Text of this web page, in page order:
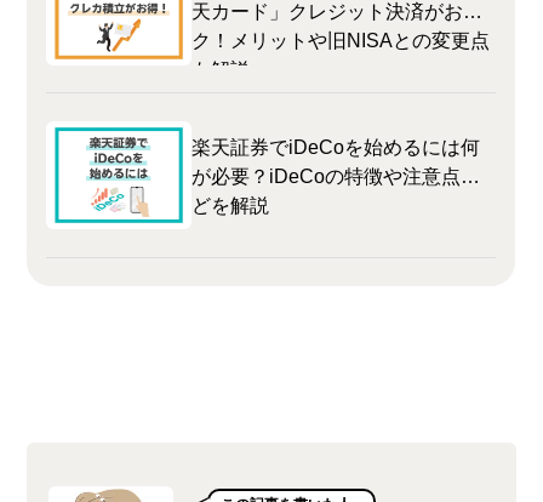
天カード」クレジット決済がおト
ク！メリットや旧NISAとの変更点
も解説
楽天証券でiDeCoを始めるには何
が必要？iDeCoの特徴や注意点な
どを解説